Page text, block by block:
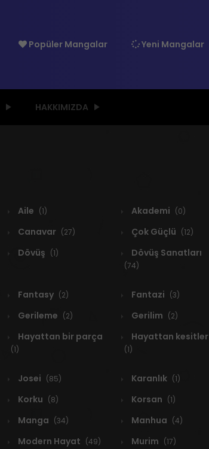
Popüler Mangalar Yeni Mangalar
HAKKIMIZDA
Aile (1) Akademi (0)
Canavar (27) Çok Güçlü (12)
Dövüş (1) Dövüş Sanatları
(74)
Fantasy (2) Fantazi (3)
Gerileme (2) Gerilim (2)
Hayattan bir parça
(1)
Hayattan kesitler
(1)
Josei (85) Karanlık (1)
Korku (8) Korsan (1)
Manga (34) Manhua (4)
Modern Hayat (49) Murim (17)